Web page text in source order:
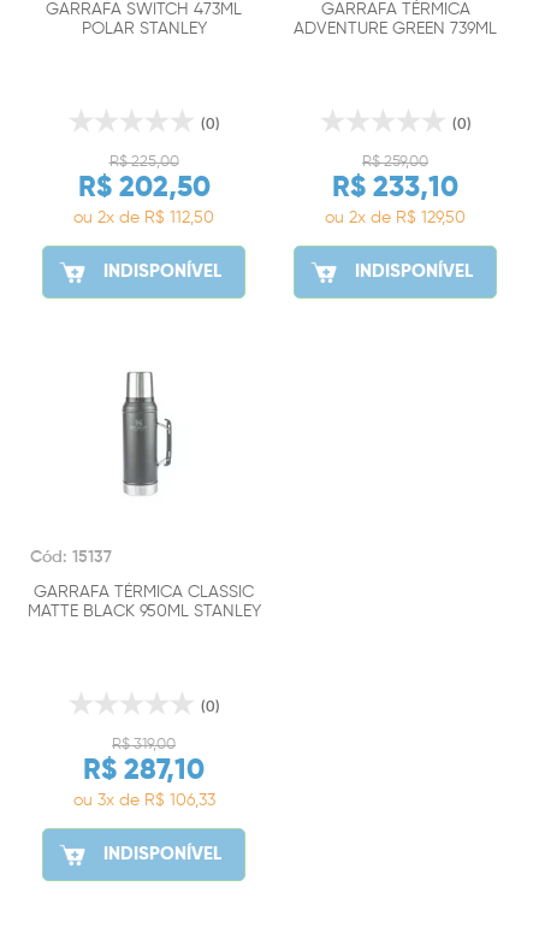
GARRAFA SWITCH 473ML
POLAR STANLEY
(0)
R$ 225,00
R$ 202,50
ou 2x de R$ 112,50
INDISPONÍVEL
GARRAFA TÉRMICA
ADVENTURE GREEN 739ML
(0)
R$ 259,00
R$ 233,10
ou 2x de R$ 129,50
INDISPONÍVEL
Cód: 15137
GARRAFA TÉRMICA CLASSIC
MATTE BLACK 950ML STANLEY
(0)
R$ 319,00
R$ 287,10
ou 3x de R$ 106,33
INDISPONÍVEL